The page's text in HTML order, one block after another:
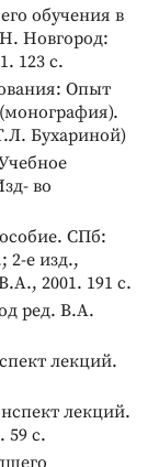
обучения в
Новгород:
123 с.
Опыт
Бухариной)
во
СПб:
2-е изд.,
2001. 191 с.
ред. В.А.
лекций.
лекций.
59 с.